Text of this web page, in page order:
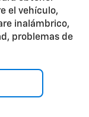
el vehículo,
inalámbrico,
problemas de